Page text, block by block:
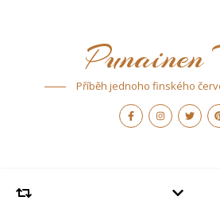
Punainen
Příběh jednoho finského